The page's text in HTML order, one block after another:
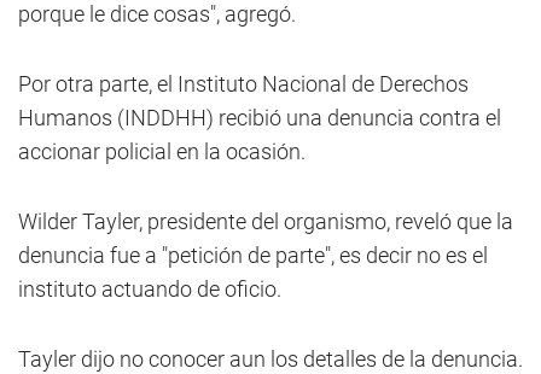
porque le dice cosas", agregó.
Por otra parte, el Instituto Nacional de Derechos
Humanos (INDDHH) recibió una denuncia contra el
accionar policial en la ocasión.
Wilder Tayler, presidente del organismo, reveló que la
denuncia fue a "petición de parte", es decir no es el
instituto actuando de oficio.
Tayler dijo no conocer aun los detalles de la denuncia.